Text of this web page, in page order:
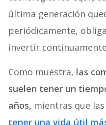
última generación
periódicamente,
invertir
Como muestra, las
suelen tener un
años, mientras que
tener una vida útil